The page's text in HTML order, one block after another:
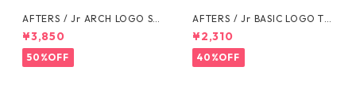
AFTERS / Jr ARCH LOGO SW
EAT
¥3,850
50%OFF
AFTERS / Jr BASIC LOGO TE
E
¥2,310
40%OFF